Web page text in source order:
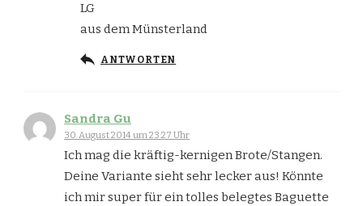
LG
aus dem Münsterland
ANTWORTEN
Sandra Gu
30. August 2014 um 23:27 Uhr
Ich mag die kräftig-kernigen Brote/Stangen.
Deine Variante sieht sehr lecker aus! Könnte
ich mir super für ein tolles belegtes Baguette